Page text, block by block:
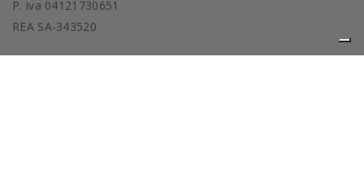
P. iva 04121730651
REA SA-343520